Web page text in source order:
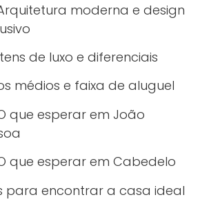
moderna e design
de luxo e diferenciais
médios e faixa de aluguel
que esperar em João
que esperar em Cabedelo
para encontrar a casa ideal